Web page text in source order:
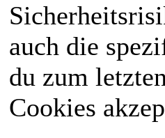
auch die
du zum
Cookies